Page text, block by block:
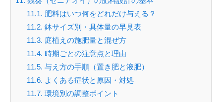
11.1. 肥料はいつ何をどれだけ与える？
11.2. 鉢サイズ別・具体量の早見表
11.3. 庭植えの施肥量と混ぜ方
11.4. 時期ごとの注意点と理由
11.5. 与え方の手順（置き肥と液肥）
11.6. よくある症状と原因・対処
11.7. 環境別の調整ポイント